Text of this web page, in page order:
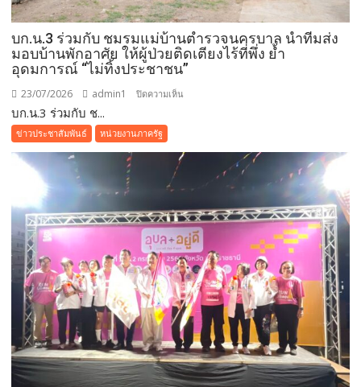
บก.น.3 ร่วมกับ ชมรมแม่บ้านตำรวจนครบาล นำทีมส่ง
มอบบ้านพักอาศัย ให้ผู้ป่วยติดเตียงไร้ที่พึ่ง ย้ำ
อุดมการณ์ “ไม่ทิ้งประชาชน”
23/07/2026 admin1 ปิดความเห็น
ตำรวจนครบาล
นำ
ทีม
ส่ง
มอบ
บ้าน
พัก
อาศัย
ให้
ผู้
บก.น.3 ร่วมกับ ช...
ข่าวประชาสัมพันธ์ หน่วยงานภาครัฐ